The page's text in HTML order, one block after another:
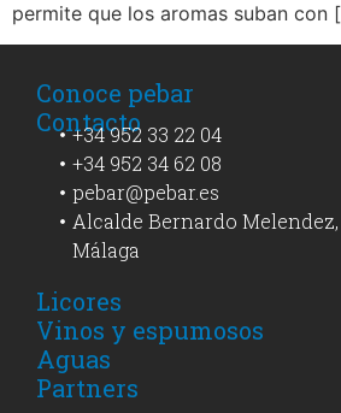
permite que los aromas suban con
Conoce pebar
Contacto
+34 952 33 22 04
+34 952 34 62 08
pebar@pebar.es
Alcalde Bernardo Melendez,
Málaga
Licores
Vinos y espumosos
Aguas
Partners